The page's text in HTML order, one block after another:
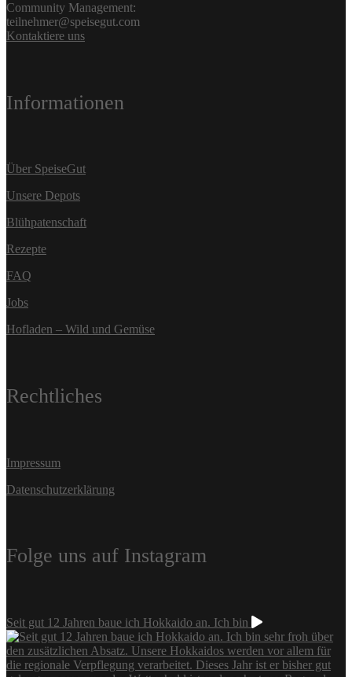
Community Management:
teilnehmer@speisegut.com
Kontaktiere uns
Informationen
Über SpeiseGut
Unsere Depots
Blühpatenschaft
Rezepte
FAQ
Jobs
Hofladen – Wild und Gemüse
Rechtliches
Impressum
Datenschutzerklärung
Folge uns auf Instagram
Seit gut 12 Jahren baue ich Hokkaido an. Ich bin